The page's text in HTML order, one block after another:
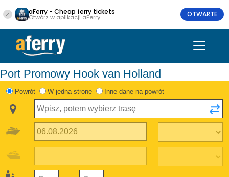
aFerry - Cheap ferry tickets
Otwórz w aplikacji aFerry OTWARTE
Port Promowy Hook van Holland
Powrót W jedną stronę Inne dane na powrót